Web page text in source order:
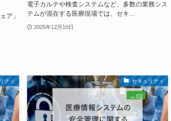
ア」
電子カルテや検査システムなど、多数の業務シス
テムが混在する医療現場では、セキ...
2025年12月10日
ティ セキュリティ